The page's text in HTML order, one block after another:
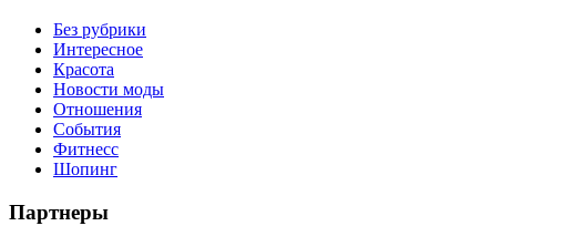
Без рубрики
Интересное
Красота
Новости моды
Отношения
События
Фитнесс
Шопинг
Партнеры